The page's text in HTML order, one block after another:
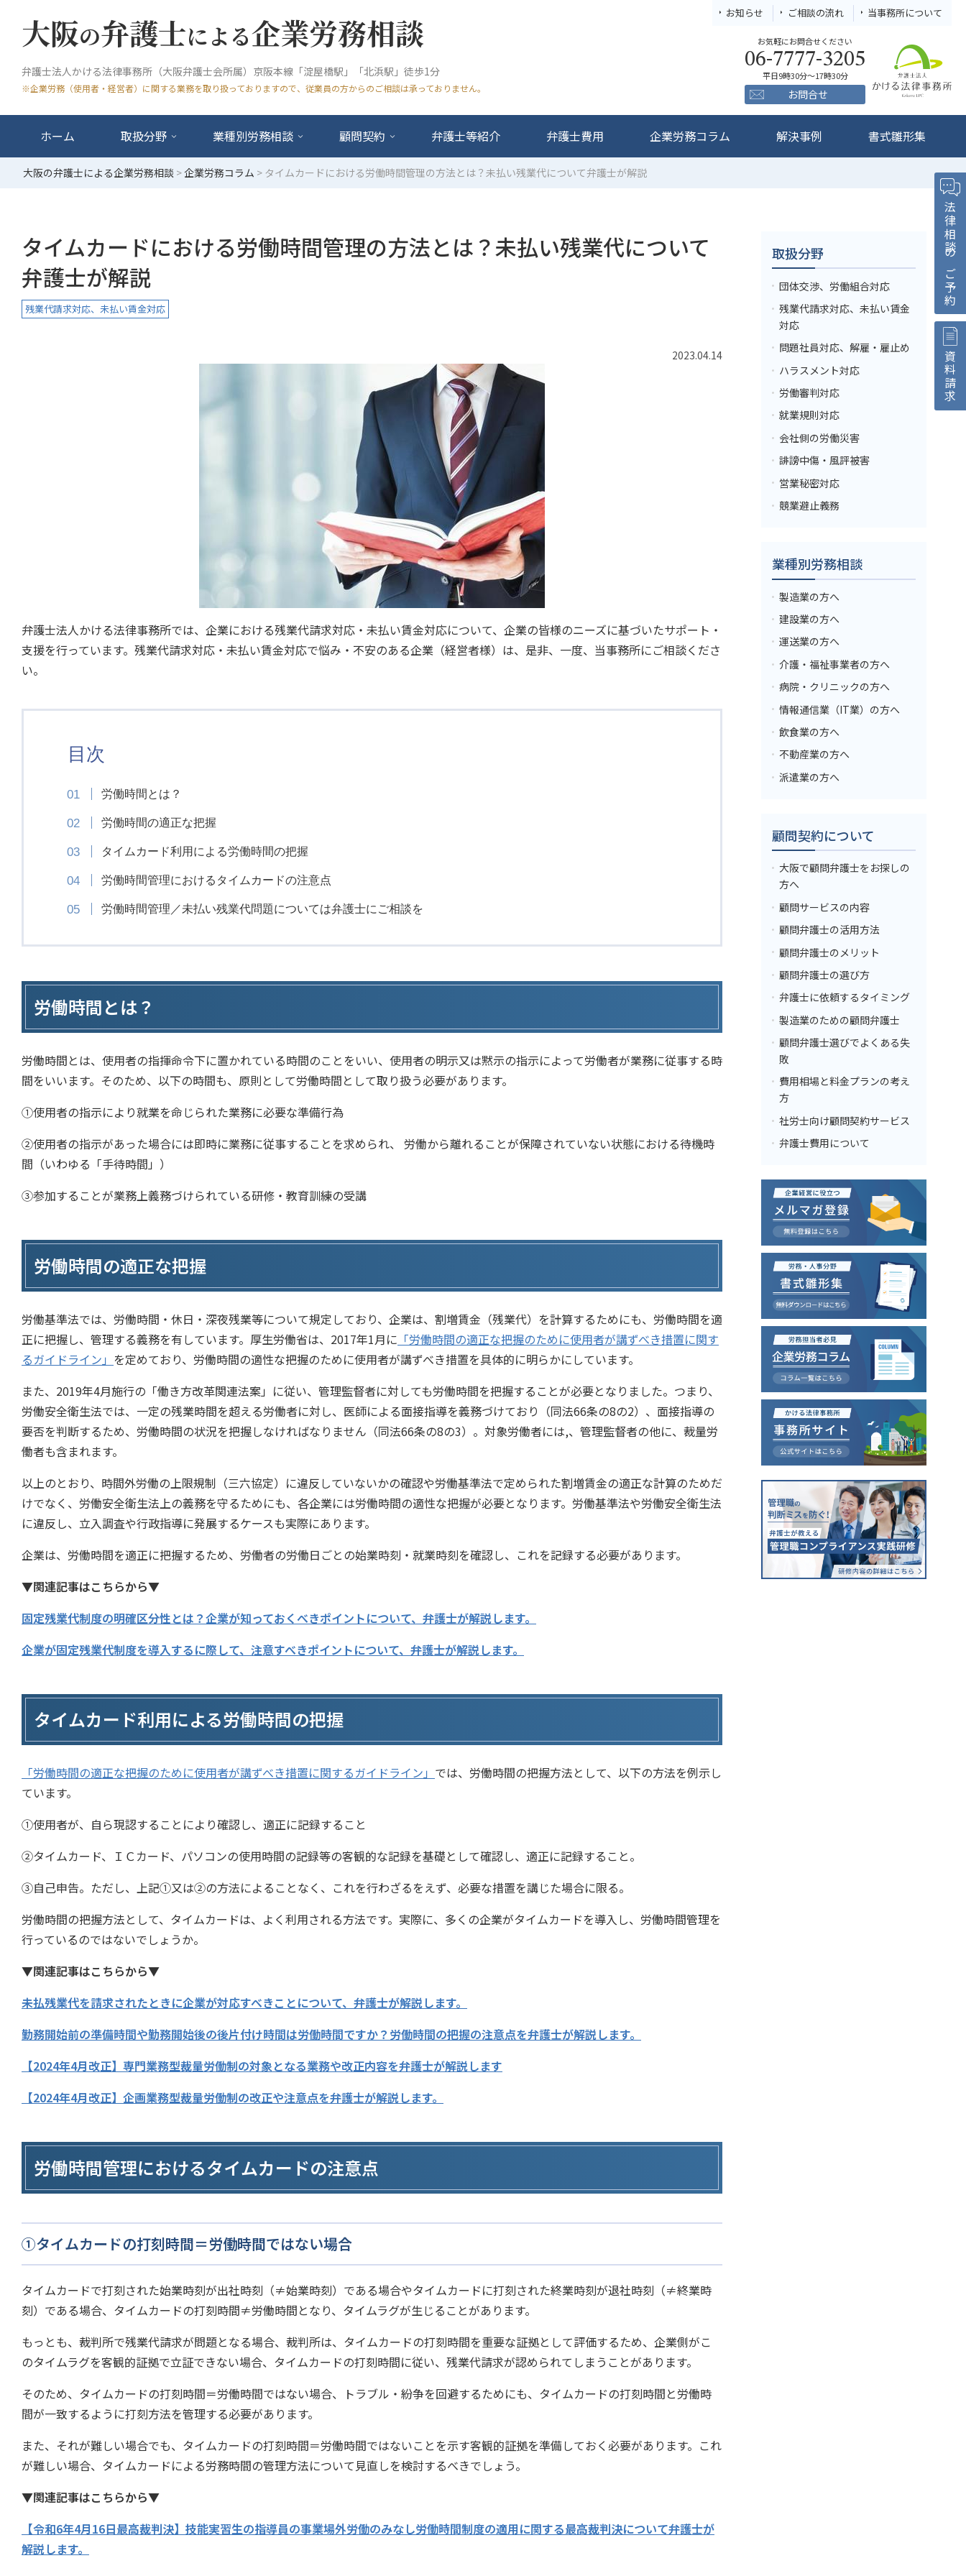
大阪の弁護士による企業労務相談
弁護士法人かける法律事務所（大阪弁護士会所属）京阪本線「淀屋橋駅」「北浜駅」徒歩1分
※企業労務（使用者・経営者）に関する業務を取り扱っておりますので、従業員の方からのご相談は承っておりません。
お気軽にお問合せください
06-7777-3205
平日9時30分～17時30分
お問合せ
お知らせ ご相談の流れ 当事務所について
ホーム 取扱分野 業種別労務相談 顧問契約 弁護士等紹介 弁護士費用 企業労務コラム 解決事例 書式雛形集
法律相談のご予約
資料請求
大阪の弁護士による企業労務相談 >企業労務コラム > タイムカードにおける労働時間管理の方法とは？未払い残業代について弁護士が解説
タイムカードにおける労働時間管理の方法とは？未払い残業代について
弁護士が解説
残業代請求対応、未払い賃金対応
2023.04.14
弁護士法人かける法律事務所では、企業における残業代請求対応・未払い賃金対応について、企業の皆様のニーズに基づいたサポート・
支援を行っています。残業代請求対応・未払い賃金対応で悩み・不安のある企業（経営者様）は、是非、一度、当事務所にご相談くださ
い。
目次
労働時間とは？
労働時間の適正な把握
タイムカード利用による労働時間の把握
労働時間管理におけるタイムカードの注意点
労働時間管理／未払い残業代問題については弁護士にご相談を
労働時間とは？
労働時間とは、使用者の指揮命令下に置かれている時間のことをいい、使用者の明示又は黙示の指示によって労働者が業務に従事する時
間をいいます。そのため、以下の時間も、原則として労働時間として取り扱う必要があります。
①使用者の指示により就業を命じられた業務に必要な準備行為
②使用者の指示があった場合には即時に業務に従事することを求められ、 労働から離れることが保障されていない状態における待機時
間（いわゆる「手待時間」）
③参加することが業務上義務づけられている研修・教育訓練の受講
労働時間の適正な把握
労働基準法では、労働時間・休日・深夜残業等について規定しており、企業は、割増賃金（残業代）を計算するためにも、労働時間を適
正に把握し、管理する義務を有しています。厚生労働省は、2017年1月に 「労働時間の適正な把握のために使用者が講ずべき措置に関す
るガイドライン」 を定めており、労働時間の適性な把握のために使用者が講ずべき措置を具体的に明らかにしています。
また、2019年4月施行の「働き方改革関連法案」に従い、管理監督者に対しても労働時間を把握することが必要となりました。つまり、
労働安全衛生法では、一定の残業時間を超える労働者に対し、医師による面接指導を義務づけており（同法66条の8の2）、面接指導の
要否を判断するため、労働時間の状況を把握しなければなりません（同法66条の8の3）。対象労働者には,、管理監督者の他に、裁量労
働者も含まれます。
以上のとおり、時間外労働の上限規制（三六協定）に違反していないかの確認や労働基準法で定められた割増賃金の適正な計算のためだ
けでなく、労働安全衛生法上の義務を守るためにも、各企業には労働時間の適性な把握が必要となります。労働基準法や労働安全衛生法
に違反し、立入調査や行政指導に発展するケースも実際にあります。
企業は、労働時間を適正に把握するため、労働者の労働日ごとの始業時刻・就業時刻を確認し、これを記録する必要があります。
▼関連記事はこちらから▼
固定残業代制度の明確区分性とは？企業が知っておくべきポイントについて、弁護士が解説します。
企業が固定残業代制度を導入するに際して、注意すべきポイントについて、弁護士が解説します。
タイムカード利用による労働時間の把握
「労働時間の適正な把握のために使用者が講ずべき措置に関するガイドライン」 では、労働時間の把握方法として、以下の方法を例示し
ています。
①使用者が、自ら現認することにより確認し、適正に記録すること
②タイムカード、ＩＣカード、パソコンの使用時間の記録等の客観的な記録を基礎として確認し、適正に記録すること。
③自己申告。ただし、上記①又は②の方法によることなく、これを行わざるをえず、必要な措置を講じた場合に限る。
労働時間の把握方法として、タイムカードは、よく利用される方法です。実際に、多くの企業がタイムカードを導入し、労働時間管理を
行っているのではないでしょうか。
▼関連記事はこちらから▼
未払残業代を請求されたときに企業が対応すべきことについて、弁護士が解説します。
勤務開始前の準備時間や勤務開始後の後片付け時間は労働時間ですか？労働時間の把握の注意点を弁護士が解説します。
【2024年4月改正】専門業務型裁量労働制の対象となる業務や改正内容を弁護士が解説します
【2024年4月改正】企画業務型裁量労働制の改正や注意点を弁護士が解説します。
労働時間管理におけるタイムカードの注意点
①タイムカードの打刻時間＝労働時間ではない場合
タイムカードで打刻された始業時刻が出社時刻（≠始業時刻）である場合やタイムカードに打刻された終業時刻が退社時刻（≠終業時
刻）である場合、タイムカードの打刻時間≠労働時間となり、タイムラグが生じることがあります。
もっとも、裁判所で残業代請求が問題となる場合、裁判所は、タイムカードの打刻時間を重要な証拠として評価するため、企業側がこ
のタイムラグを客観的証拠で立証できない場合、タイムカードの打刻時間に従い、残業代請求が認められてしまうことがあります。
そのため、タイムカードの打刻時間＝労働時間ではない場合、トラブル・紛争を回避するためにも、タイムカードの打刻時間と労働時
間が一致するように打刻方法を管理する必要があります。
また、それが難しい場合でも、タイムカードの打刻時間＝労働時間ではないことを示す客観的証拠を準備しておく必要があります。これ
が難しい場合、タイムカードによる労務時間の管理方法について見直しを検討するべきでしょう。
▼関連記事はこちらから▼
【令和6年4月16日最高裁判決】技能実習生の指導員の事業場外労働のみなし労働時間制度の適用に関する最高裁判決について弁護士が
解説します。
取扱分野
団体交渉、労働組合対応
残業代請求対応、未払い賃金
対応
問題社員対応、解雇・雇止め
ハラスメント対応
労働審判対応
就業規則対応
会社側の労働災害
誹謗中傷・風評被害
営業秘密対応
競業避止義務
業種別労務相談
製造業の方へ
建設業の方へ
運送業の方へ
介護・福祉事業者の方へ
病院・クリニックの方へ
情報通信業（IT業）の方へ
飲食業の方へ
不動産業の方へ
派遣業の方へ
顧問契約について
大阪で顧問弁護士をお探しの
方へ
顧問サービスの内容
顧問弁護士の活用方法
顧問弁護士のメリット
顧問弁護士の選び方
弁護士に依頼するタイミング
製造業のための顧問弁護士
顧問弁護士選びでよくある失
敗
費用相場と料金プランの考え
方
社労士向け顧問契約サービス
弁護士費用について